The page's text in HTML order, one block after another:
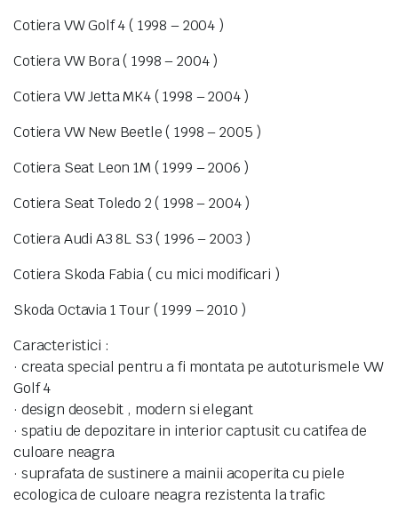
Cotiera VW Golf 4 ( 1998 – 2004 )
Cotiera VW Bora ( 1998 – 2004 )
Cotiera VW Jetta MK4 ( 1998 – 2004 )
Cotiera VW New Beetle ( 1998 – 2005 )
Cotiera Seat Leon 1M ( 1999 – 2006 )
Cotiera Seat Toledo 2 ( 1998 – 2004 )
Cotiera Audi A3 8L S3 ( 1996 – 2003 )
Cotiera Skoda Fabia ( cu mici modificari )
Skoda Octavia 1 Tour ( 1999 – 2010 )
Caracteristici :
· creata special pentru a fi montata pe autoturismele VW
Golf 4
· design deosebit , modern si elegant
· spatiu de depozitare in interior captusit cu catifea de
culoare neagra
· suprafata de sustinere a mainii acoperita cu piele
ecologica de culoare neagra rezistenta la trafic